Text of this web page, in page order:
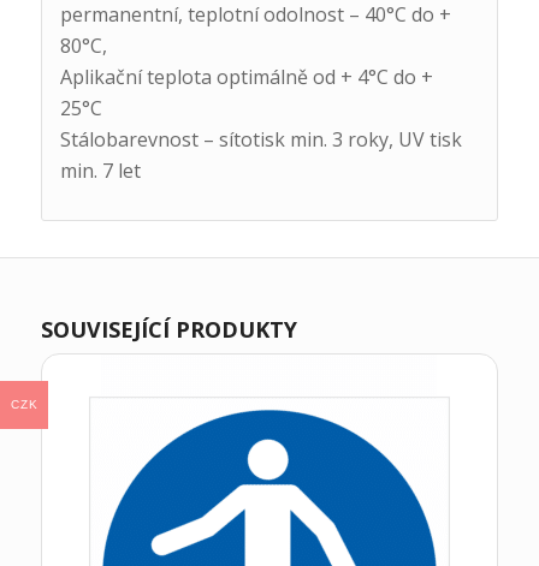
permanentní, teplotní odolnost – 40°C do +
80°C,
Aplikační teplota optimálně od + 4°C do +
25°C
Stálobarevnost – sítotisk min. 3 roky, UV tisk
min. 7 let
SOUVISEJÍCÍ PRODUKTY
CZK